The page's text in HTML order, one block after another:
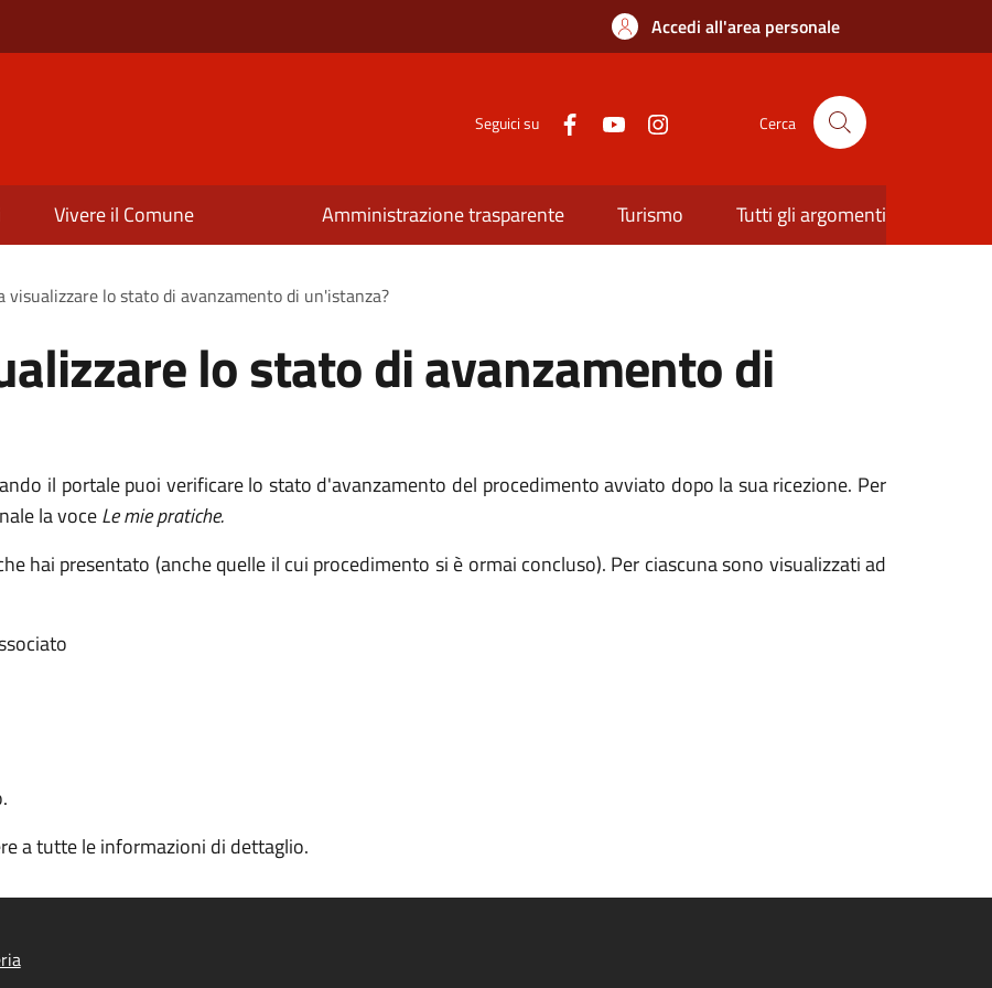
Accedi all'area personale
Seguici su Cerca
Vivere il Comune Amministrazione trasparente Turismo Tutti gli argomenti
visualizzare lo stato di avanzamento di un'istanza?
lo stato di avanzamento di
il portale puoi verificare lo stato d'avanzamento del procedimento avviato dopo la sua ricezione. Per
la voceLe mie pratiche.
hai presentato (anche quelle il cui procedimento si è ormai concluso). Per ciascuna sono visualizzati ad
a tutte le informazioni di dettaglio.